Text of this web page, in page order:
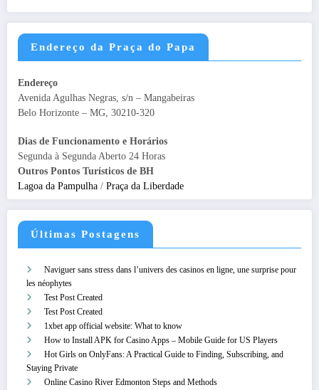
Endereço da Praça do Papa
Endereço
Avenida Agulhas Negras, s/n – Mangabeiras
Belo Horizonte – MG, 30210-320
Dias de Funcionamento e Horários
Segunda à Segunda Aberto 24 Horas
Outros Pontos Turísticos de BH
Lagoa da Pampulha / Praça da Liberdade
Últimas Postagens
Naviguer sans stress dans l’univers des casinos en ligne, une surprise pour
les néophytes
Test Post Created
Test Post Created
1xbet app official website: What to know
How to Install APK for Casino Apps – Mobile Guide for US Players
Hot Girls on OnlyFans: A Practical Guide to Finding, Subscribing, and
Staying Private
Online Casino River Edmonton Steps and Methods